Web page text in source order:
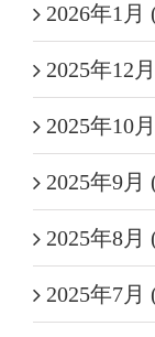
2026年1月
2025年12
2025年10
2025年9月
2025年8月
2025年7月